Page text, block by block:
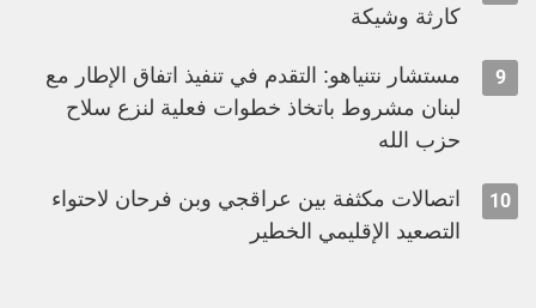
كارثة وشيكة
9
مستشار نتنياهو: التقدم في تنفيذ اتفاق الإطار مع
لبنان مشروط باتخاذ خطوات فعلية لنزع سلاح
حزب الله
10
اتصالات مكثفة بين عراقجي وبن فرحان لاحتواء
التصعيد الإقليمي الخطير